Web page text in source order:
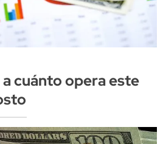
cuánto opera este